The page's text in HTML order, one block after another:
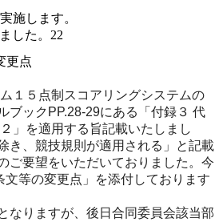
施します。
した。22
更点
１５点制スコアリングシステムの
ブックPP.28-29にある「付録３ 代
」を適用する旨記載いたしまし
き、競技規則が適用される」と記載
ご要望をいただいておりました。今
等の変更点」を添付しております
なりますが、後日合同委員会該当部